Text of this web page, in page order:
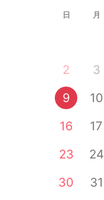
日 月
2
3
9
10
16
17
23
24
30
31